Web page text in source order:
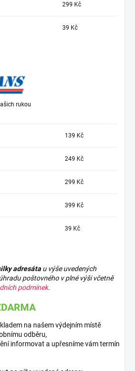
299 Kč
39 Kč
rukou
139 Kč
249 Kč
299 Kč
399 Kč
39 Kč
adresáta u výše uvedených
poštovného v plné výši včetně
podmínek.
na našem výdejním místě
odběru,
informovat a upřesníme vám termín